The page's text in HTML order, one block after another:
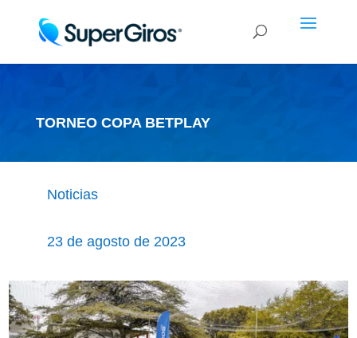
TORNEO COPA BETPLAY
Noticias
23 de agosto de 2023